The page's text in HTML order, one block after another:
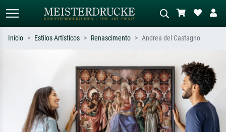
Pesquise por artista, título ou estilo –
ex: Monet, Noite Estrelada,
impressionismo, onda de Hokusai, nu.
Descreva a cena – ex: prado verde,
abstrato com muito vermelho, pintura
a óleo escura, nu em pé ao lado de
uma árvore.
Início Estilos Artísticos Renascimento Andrea del Castagno